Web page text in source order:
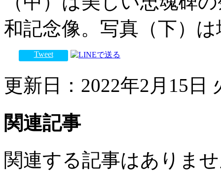
和記念像。写真（下）
Tweet
更新日：2022年2月15日
関連記事
関連する記事はありま